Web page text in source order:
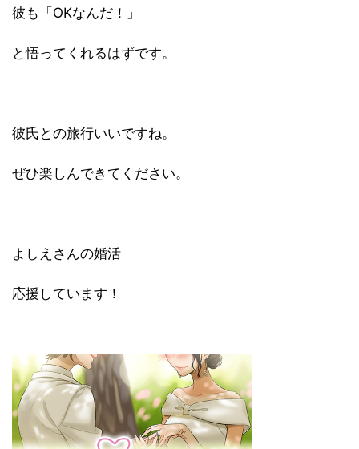
彼も「OKなんだ！」
と悟ってくれるはずです。
彼氏との旅行いいですね。
ぜひ楽しんできてください。
よしえさんの婚活
応援しています！